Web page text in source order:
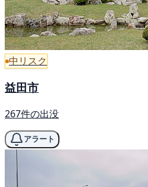
中リスク
益田市
267件の出没
アラート